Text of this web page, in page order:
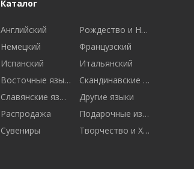
Каталог
Английский
Рождество и Новый год
Немецкий
Французский
Испанский
Итальянский
Восточные языки
Скандинавские языки
Славянские языки
Другие языки
Распродажа
Подарочные издания
Сувениры
Творчество и Хобби